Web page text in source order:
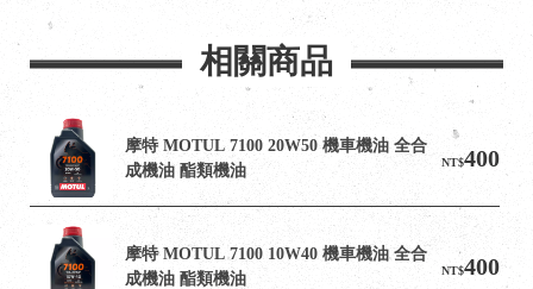
相關商品
NT$400
摩特 MOTUL 7100 20W50 機車機油 全合
成機油 酯類機油
NT$400
摩特 MOTUL 7100 10W40 機車機油 全合
成機油 酯類機油